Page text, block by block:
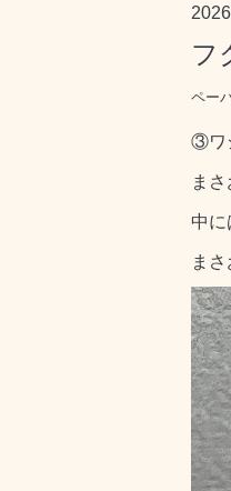
フ
ペー
③ワ
ま
中
ま